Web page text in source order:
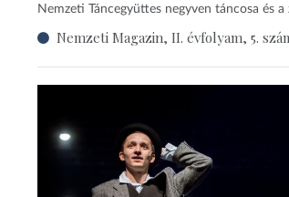
Nemzeti Táncegyüttes negyven táncosa és a
Nemzeti Magazin, II. évfolyam, 5.